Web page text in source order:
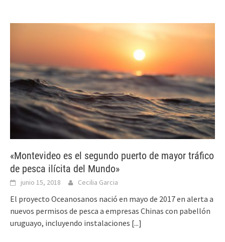
«Montevideo es el segundo puerto de mayor tráfico
de pesca ilícita del Mundo»
junio 15, 2018 Cecilia Garcia
El proyecto Oceanosanos nació en mayo de 2017 en alerta a
nuevos permisos de pesca a empresas Chinas con pabellón
uruguayo, incluyendo instalaciones [...]